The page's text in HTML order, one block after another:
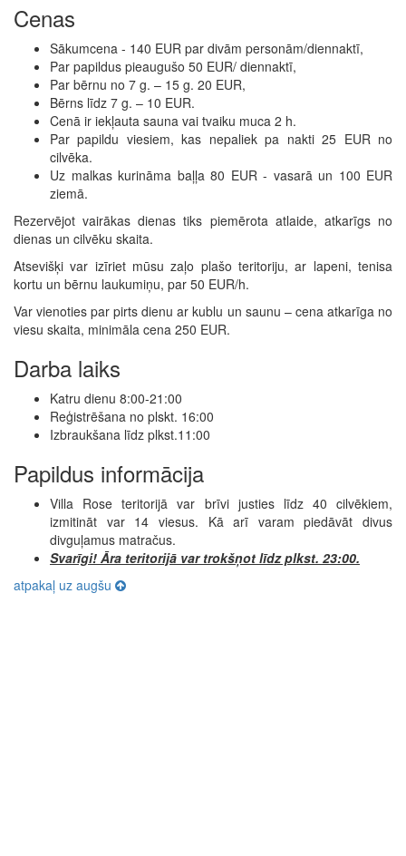
Cenas
Sākumcena - 140 EUR par divām personām/diennaktī,
Par papildus pieaugušo 50 EUR/ diennaktī,
Par bērnu no 7 g. – 15 g. 20 EUR,
Bērns līdz 7 g. – 10 EUR.
Cenā ir iekļauta sauna vai tvaiku muca 2 h.
Par papildu viesiem, kas nepaliek pa nakti 25 EUR no
cilvēka.
Uz malkas kurināma baļļa 80 EUR - vasarā un 100 EUR
ziemā.
Rezervējot vairākas dienas tiks piemērota atlaide, atkarīgs no
dienas un cilvēku skaita.
Atsevišķi var izīriet mūsu zaļo plašo teritoriju, ar lapeni, tenisa
kortu un bērnu laukumiņu, par 50 EUR/h.
Var vienoties par pirts dienu ar kublu un saunu – cena atkarīga no
viesu skaita, minimāla cena 250 EUR.
Darba laiks
Katru dienu 8:00-21:00
Reģistrēšana no plskt. 16:00
Izbraukšana līdz plkst.11:00
Papildus informācija
Villa Rose teritorijā var brīvi justies līdz 40 cilvēkiem,
izmitināt var 14 viesus. Kā arī varam piedāvāt divus
divguļamus matračus.
Svarīgi! Āra teritorijā var trokšņot līdz plkst. 23:00.
atpakaļ uz augšu